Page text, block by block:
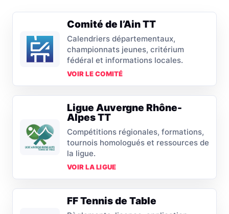
Comité de l’Ain TT
Calendriers départementaux,
championnats jeunes, critérium
fédéral et informations locales.
VOIR LE COMITÉ
Ligue Auvergne Rhône-
Alpes TT
Compétitions régionales, formations,
tournois homologués et ressources de
la ligue.
VOIR LA LIGUE
FF Tennis de Table